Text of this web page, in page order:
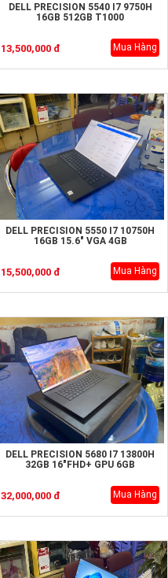
DELL PRECISION 5540 I7 9750H
16GB 512GB T1000
13,500,000 đ Mua Hàng
DELL PRECISION 5550 I7 10750H
16GB 15.6" VGA 4GB
15,500,000 đ Mua Hàng
DELL PRECISION 5680 I7 13800H
32GB 16"FHD+ GPU 6GB
32,000,000 đ Mua Hàng